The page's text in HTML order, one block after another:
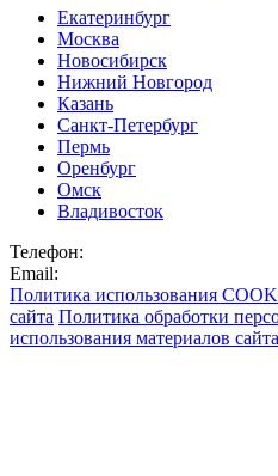
Екатеринбург
Москва
Новосибирск
Нижний Новгород
Казань
Санкт-Петербург
Пермь
Оренбург
Омск
Владивосток
Телефон:
Email:
Политика использования
сайта Политика обработки
использования материалов сайта